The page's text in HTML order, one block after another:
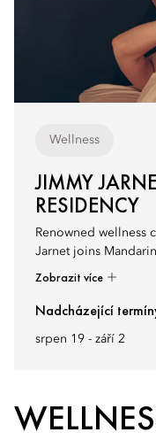
Wellness
JIMMY
RESIDENCY
Renowned wellness
Jarnet joins
Zobrazit více
Nadcházející
srpen 19 - září 2